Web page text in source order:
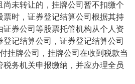
尚未转让的，挂牌公司暂不扣缴个
票时，证券登记结算公司根据其持
证券公司等股票托管机构从个人资
记结算公司，证券登记结算公司
挂牌公司，挂牌公司在收到税款当
税务机关申报缴纳，并应办理全员